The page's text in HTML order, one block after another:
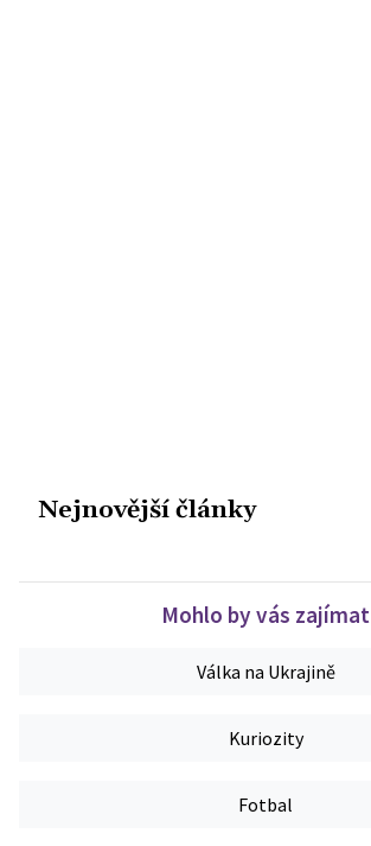
Nejnovější články
Mohlo by vás zajímat
Válka na Ukrajině
Kuriozity
Fotbal